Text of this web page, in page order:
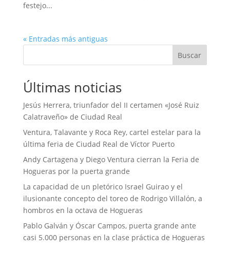
festejo...
« Entradas más antiguas
Buscar
Últimas noticias
Jesús Herrera, triunfador del II certamen «José Ruiz
Calatraveño» de Ciudad Real
Ventura, Talavante y Roca Rey, cartel estelar para la
última feria de Ciudad Real de Víctor Puerto
Andy Cartagena y Diego Ventura cierran la Feria de
Hogueras por la puerta grande
La capacidad de un pletórico Israel Guirao y el
ilusionante concepto del toreo de Rodrigo Villalón, a
hombros en la octava de Hogueras
Pablo Galván y Óscar Campos, puerta grande ante
casi 5.000 personas en la clase práctica de Hogueras